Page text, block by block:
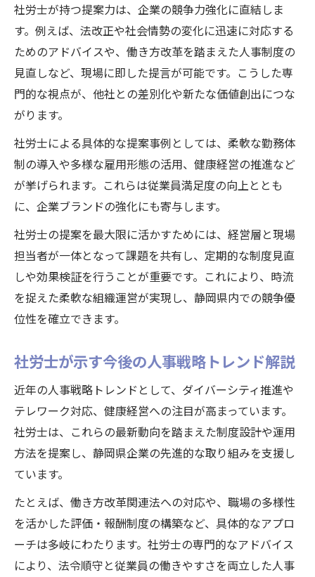
社労士が持つ提案力は、企業の競争力強化に直結しま
す。例えば、法改正や社会情勢の変化に迅速に対応する
ためのアドバイスや、働き方改革を踏まえた人事制度の
見直しなど、現場に即した提言が可能です。こうした専
門的な視点が、他社との差別化や新たな価値創出につな
がります。
社労士による具体的な提案事例としては、柔軟な勤務体
制の導入や多様な雇用形態の活用、健康経営の推進など
が挙げられます。これらは従業員満足度の向上ととも
に、企業ブランドの強化にも寄与します。
社労士の提案を最大限に活かすためには、経営層と現場
担当者が一体となって課題を共有し、定期的な制度見直
しや効果検証を行うことが重要です。これにより、時流
を捉えた柔軟な組織運営が実現し、静岡県内での競争優
位性を確立できます。
社労士が示す今後の人事戦略トレンド解説
近年の人事戦略トレンドとして、ダイバーシティ推進や
テレワーク対応、健康経営への注目が高まっています。
社労士は、これらの最新動向を踏まえた制度設計や運用
方法を提案し、静岡県企業の先進的な取り組みを支援し
ています。
たとえば、働き方改革関連法への対応や、職場の多様性
を活かした評価・報酬制度の構築など、具体的なアプロ
ーチは多岐にわたります。社労士の専門的なアドバイス
により、法令順守と従業員の働きやすさを両立した人事